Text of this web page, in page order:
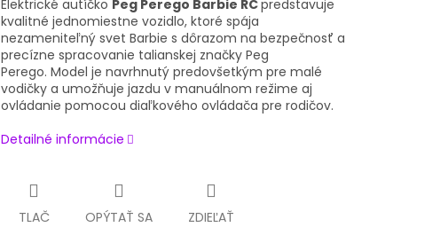
Elektrické autíčko Peg Perego Barbie RCpredstavuje
kvalitné jednomiestne vozidlo, ktoré spája
nezameniteľný svet Barbie s dôrazom na bezpečnosť a
precízne spracovanie talianskej značky Peg
Perego. Model je navrhnutý predovšetkým pre malé
vodičky a umožňuje jazdu v manuálnom režime aj
ovládanie pomocou diaľkového ovládača pre rodičov.
Detailné informácie
TLAČ OPÝTAŤ SA ZDIEĽAŤ